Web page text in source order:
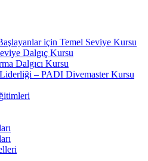
için Temel Seviye Kursu
Dalgıç Kursu
Dalgıcı Kursu
– PADI Divemaster Kursu